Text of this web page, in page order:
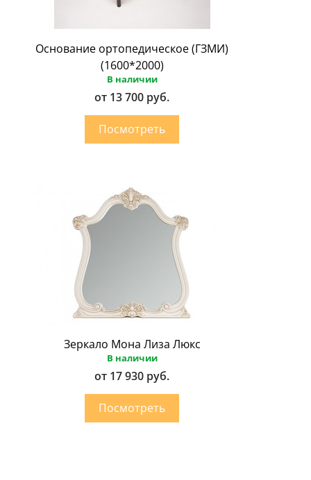
Основание ортопедическое (ГЗМИ)
(1600*2000)
В наличии
от 13 700 руб.
Зеркало Мона Лиза Люкс
В наличии
от 17 930 руб.